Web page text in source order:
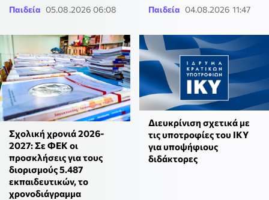
Παιδεία 05.08.2026 06:08 Παιδεία 04.08.2026 11:47
Σχολική χρονιά 2026-
2027: Σε ΦΕΚ οι
προσκλήσεις για τους
διορισμούς 5.487
εκπαιδευτικών, το
χρονοδιάγραμμα
Διευκρίνιση σχετικά με
τις υποτροφίες του ΙΚΥ
για υποψήφιους
διδάκτορες